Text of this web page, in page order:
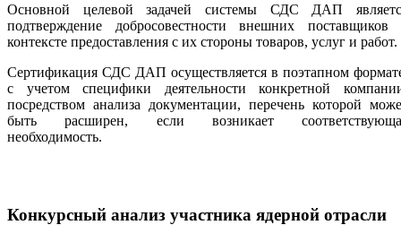
Основной целевой задачей системы СДС ДАП
подтверждение добросовестности внешних поставщиков
контексте предоставления с их стороны товаров, услуг и работ.
Сертификация СДС ДАП осуществляется в поэтапном
с учетом специфики деятельности конкретной
посредством анализа документации, перечень которой
быть расширен, если возникает
необходимость.
Конкурсный анализ участника ядерной отрасли